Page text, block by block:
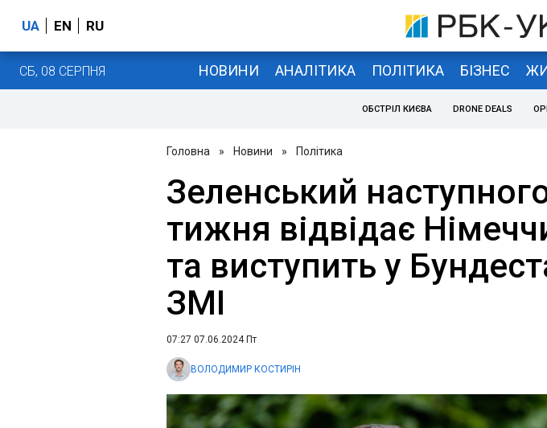
UA EN RU
СБ, 08 СЕРПНЯ НОВИНИ АНАЛІТИКА ПОЛІТИКА БІЗНЕС
ОБСТРІЛ КИЄВА DRONE DEALS
Головна » Новини » Політика
Зеленський
тижня відвідає
та виступить у
ЗМІ
07:27 07.06.2024 Пт
ВОЛОДИМИР КОСТИРІН